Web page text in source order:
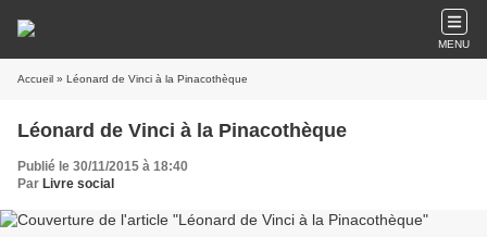
MENU
Accueil » Léonard de Vinci à la Pinacothèque
Léonard de Vinci à la Pinacothèque
Publié le 30/11/2015 à 18:40
Par Livre social